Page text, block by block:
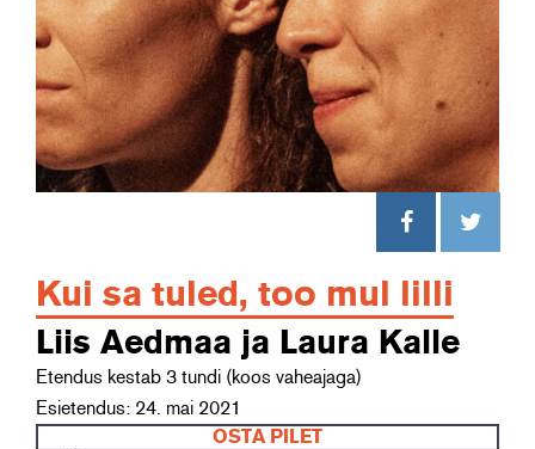
Kui sa tuled, too mul lilli
Liis Aedmaa ja Laura Kalle
Etendus kestab 3 tundi (koos vaheajaga)
Esietendus: 24. mai 2021
OSTA PILET